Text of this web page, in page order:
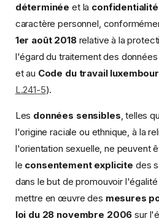
déterminée et la confidentialité
caractère personnel,
1er août 2018relative à la
l'égard du traitement des
et au Code du travail
L.241-5).
Les données sensibles , telles
l'origine raciale ou ethnique, à la
l'orientation sexuelle, ne peuvent
le consentement explicite des
dans le but de promouvoir
mettre en œuvre des mesures
loi du 28 novembre 2006 sur